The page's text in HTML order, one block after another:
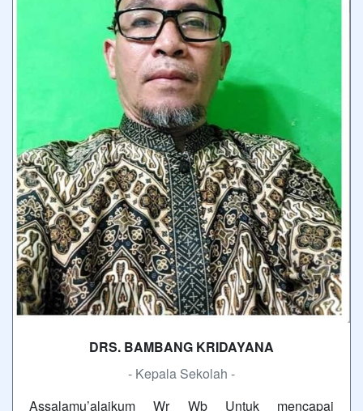
DRS. BAMBANG KRIDAYANA
- Kepala Sekolah -
Assalamu’alaikum Wr Wb Untuk mencapai